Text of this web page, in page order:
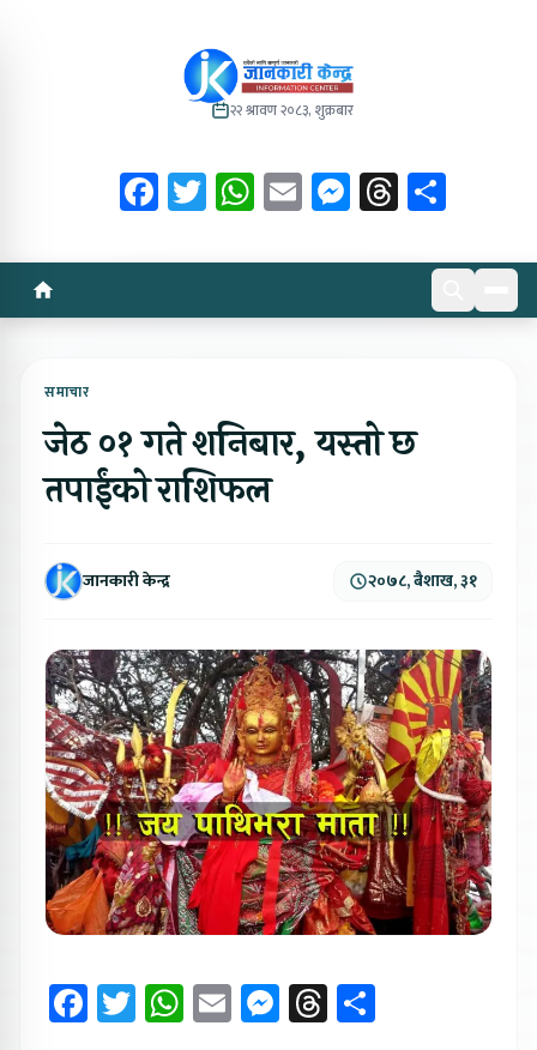
२२ श्रावण २०८३, शुक्रबार
Facebook
Twitter
WhatsApp
EmailMessenger
Threads
समाचार
जेठ ०१ गते शनिबार, यस्तो छ
तपाईंको राशिफल
जानकारी केन्द्र २०७८, बैशाख, ३१
Facebook
Twitter
WhatsApp
EmailMessenger
Threads